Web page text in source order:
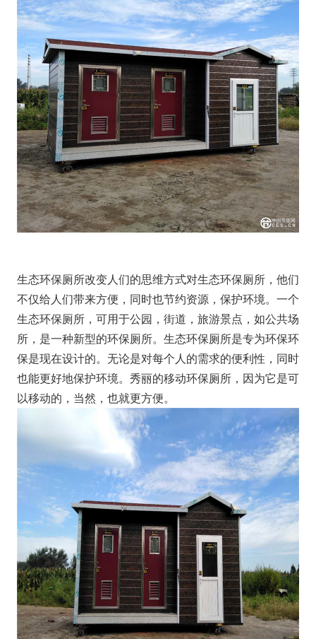
生态环保厕所改变人们的思维方式对生态环保厕所，他们
不仅给人们带来方便，同时也节约资源，保护环境。一个
生态环保厕所，可用于公园，街道，旅游景点，如公共场
所，是一种新型的环保厕所。生态环保厕所是专为环保环
保是现在设计的。无论是对每个人的需求的便利性，同时
也能更好地保护环境。秀丽的移动环保厕所，因为它是可
以移动的，当然，也就更方便。